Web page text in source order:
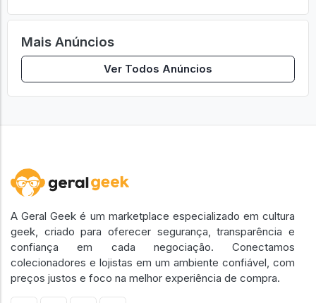
Mais Anúncios
Ver Todos Anúncios
A Geral Geek é um marketplace especializado em cultura
geek, criado para oferecer segurança, transparência e
confiança em cada negociação. Conectamos
colecionadores e lojistas em um ambiente confiável, com
preços justos e foco na melhor experiência de compra.